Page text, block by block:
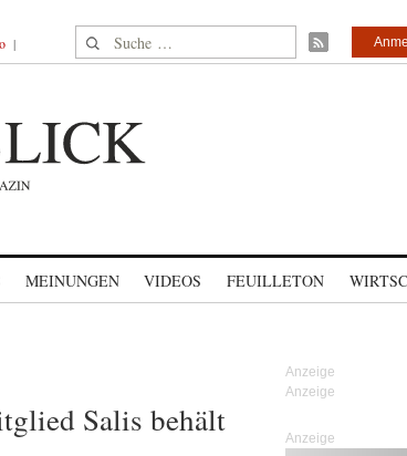
Suche nach:
MEINUNGEN VIDEOS FEUILLETON
Salis behält
Anzeige